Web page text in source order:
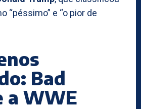
“péssimo” e “o pior de
Bad
a WWE